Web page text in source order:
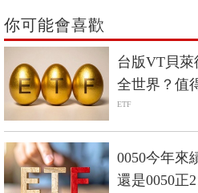
你可能會喜歡
台版VT貝萊
全世界？值
ETF
0050今年來
還是0050正